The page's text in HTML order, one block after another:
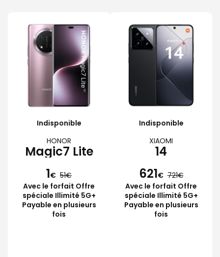
Indisponible
HONOR
Magic7 Lite
1€ 51
Avec le forfait Offre
spéciale Illimité 5G+
Payable en plusieurs
fois
Indisponible
XIAOMI
14
621€ 721
Avec le forfait Offre
spéciale Illimité 5G+
Payable en plusieurs
fois